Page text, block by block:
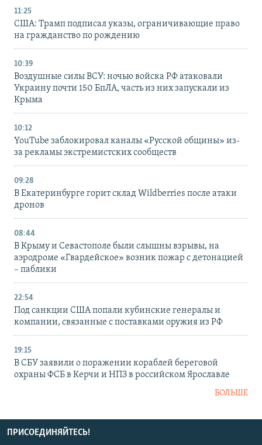
11:25
США: Трамп подписал указы, ограничивающие право
на гражданство по рождению
10:39
Воздушные силы ВСУ: ночью войска РФ атаковали
Украину почти 150 БпЛА, часть из них запускали из
Крыма
10:12
YouTube заблокировал каналы «Русской общины» из-
за рекламы экстремистских сообществ
09:28
В Екатеринбурге горит склад Wildberries после атаки
дронов
08:44
В Крыму и Севастополе были слышны взрывы, на
аэродроме «Гвардейское» возник пожар с детонацией
– паблики
22:54
Под санкции США попали кубинские генералы и
компании, связанные с поставками оружия из РФ
19:15
В СБУ заявили о поражении кораблей береговой
охраны ФСБ в Керчи и НПЗ в российском Ярославле
БОЛЬШЕ
ПРИСОЕДИНЯЙТЕСЬ!